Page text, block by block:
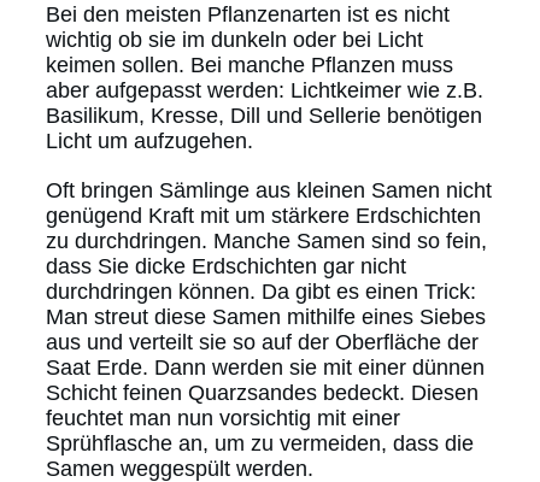
Bei den meisten Pflanzenarten ist es nicht
wichtig ob sie im dunkeln oder bei Licht
keimen sollen. Bei manche Pflanzen muss
aber aufgepasst werden: Lichtkeimer wie z.B.
Basilikum, Kresse, Dill und Sellerie benötigen
Licht um aufzugehen.
Oft bringen Sämlinge aus kleinen Samen nicht
genügend Kraft mit um stärkere Erdschichten
zu durchdringen. Manche Samen sind so fein,
dass Sie dicke Erdschichten gar nicht
durchdringen können. Da gibt es einen Trick:
Man streut diese Samen mithilfe eines Siebes
aus und verteilt sie so auf der Oberfläche der
Saat Erde. Dann werden sie mit einer dünnen
Schicht feinen Quarzsandes bedeckt. Diesen
feuchtet man nun vorsichtig mit einer
Sprühflasche an, um zu vermeiden, dass die
Samen weggespült werden.